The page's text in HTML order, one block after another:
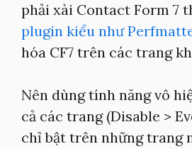
phải xài Contact Form 7
plugin kiểu như
hóa CF7 trên các trang
Nên dùng tính năng vô
cả các trang (Disable >
chỉ bật trên những trang